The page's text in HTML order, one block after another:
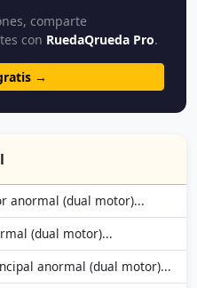
comparte
con RuedaQrueda Pro.
→
anormal (dual motor)...
(dual motor)...
anormal (dual motor)...